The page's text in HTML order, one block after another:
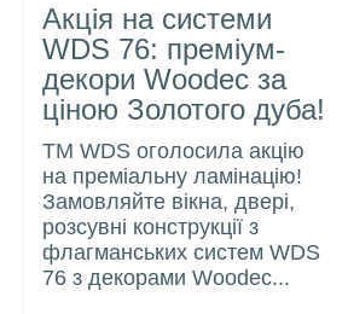
Акція на системи
WDS 76: преміум-
декори Woodec за
ціною Золотого дуба!
ТМ WDS оголосила акцію
на преміальну ламінацію!
Замовляйте вікна, двері,
розсувні конструкції з
флагманських систем WDS
76 з декорами Woodec...